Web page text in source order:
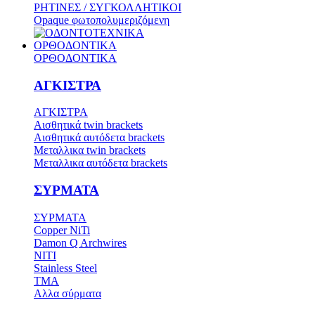
ΡΗΤΙΝΕΣ / ΣΥΓΚΟΛΛΗΤΙΚΟΙ
Opaque φωτοπολυμεριζόμενη
ΟΡΘΟΔΟΝΤΙΚΑ
ΟΡΘΟΔΟΝΤΙΚΑ
ΑΓΚΙΣΤΡΑ
ΑΓΚΙΣΤΡΑ
Aισθητικά twin brackets
Αισθητικά αυτόδετα brackets
Μεταλλικα twin brackets
Μεταλλικα αυτόδετα brackets
ΣΥΡΜΑΤΑ
ΣΥΡΜΑΤΑ
Copper NiTi
Damon Q Archwires
NITI
Stainless Steel
TMA
Αλλα σύρματα